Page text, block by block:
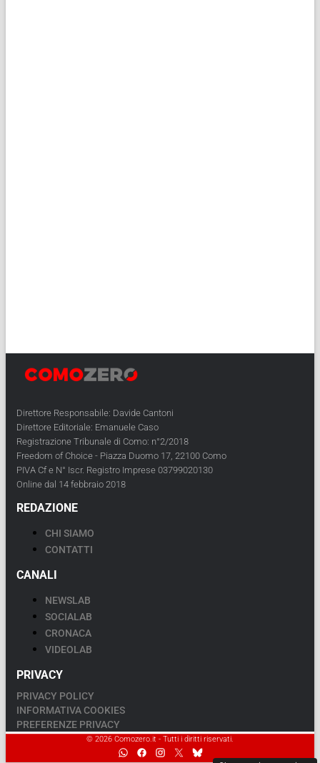
Direttore Responsabile: Davide Cantoni
Direttore Editoriale: Emanuele Caso
Registrazione Tribunale di Como: n°2/2018
Freedom of Choice - Piazza Duomo 17, 22100 Como
PIVA Cf e N° Iscr. Registro Imprese 03799020130
Online dal 14 febbraio 2018
REDAZIONE
CHI SIAMO
CONTATTI
CANALI
NEWSLAB
SOCIALAB
CRONACA
VIDEOLAB
PRIVACY
PRIVACY POLICY
INFORMATIVA COOKIES
PREFERENZE PRIVACY
© 2026 Comozero.it - Tutti i diritti riservati.